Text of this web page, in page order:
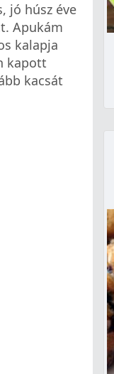
jó húsz éve
Apukám
kalapja
kapott
kacsát